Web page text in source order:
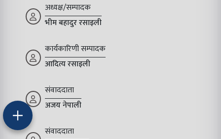
अध्यक्ष/सम्पादक
भीम बहादुर रसाइली
कार्यकारिणी सम्पादक
आदित्य रसाइली
संवाददाता
अजय नेपाली
संवाददाता